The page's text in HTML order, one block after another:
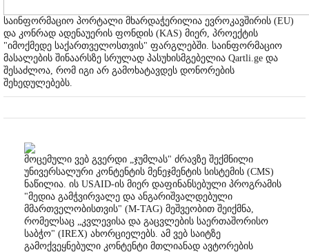
საინფორმაციო პორტალი მხარდაჭერილია ევროკავშირის (EU)
და კონრად ადენაუერის ფონდის (KAS) მიერ, პროექტის
"იმოქმედე საქართველოსთვის" ფარგლებში. საინფორმაციო
მასალების შინაარსზე სრულად პასუხისმგებელია Qartli.ge და
შესაძლოა, რომ იგი არ გამოხატავდეს დონორების
შეხედულებებს.
მოცემული ვებ გვერდი „ჯუმლას" ძრავზე შექმნილი
უნივერსალური კონტენტის მენეჯმენტის სისტემის (CMS)
ნაწილია. ის USAID-ის მიერ დაფინანსებული პროგრამის
"მედია გამჭვირვალე და ანგარიშვალდებული
მმართველობისთვის" (M-TAG) მეშვეობით შეიქმნა,
რომელსაც „კვლევისა და გაცვლების საერთაშორისო
საბჭო" (IREX) ახორციელებს. ამ ვებ საიტზე
გამოქვეყნებული კონტენტი მთლიანად ავტორების